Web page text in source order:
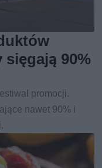
90%
promocji.
nawet 90% i